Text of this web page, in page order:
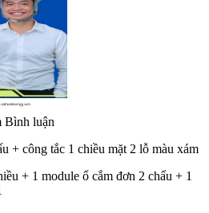
Bình luận
+ công tắc 1 chiều mặt 2 lỗ màu xám
+ 1 module ổ cắm đơn 2 chấu + 1